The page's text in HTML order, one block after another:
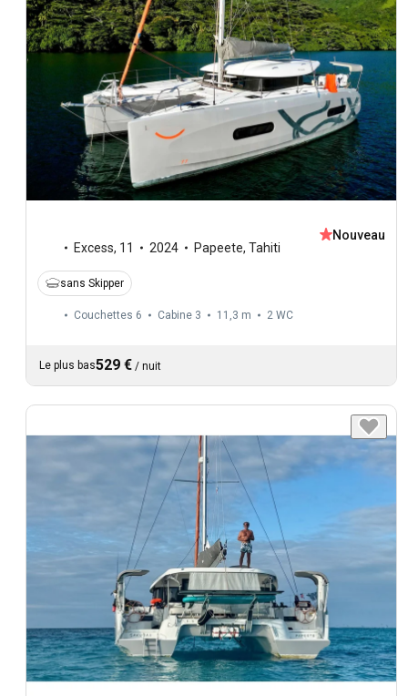
Excess, 11 2024 Papeete, Tahiti
Nouveau
sans Skipper
Couchettes 6 Cabine 3 11,3 m 2 WC
Le plus bas529 € / nuit